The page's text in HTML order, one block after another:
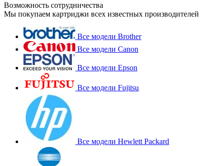
Возможность сотрудничества
Мы покупаем картриджи всех известных производителей
Все модели Brother
Все модели Canon
Все модели Epson
Все модели Fujitsu
Все модели Hewlett Packard